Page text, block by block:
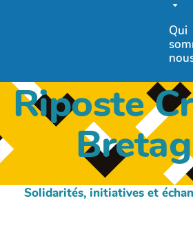
Qui
Riposte
Solidarités, initiatives et